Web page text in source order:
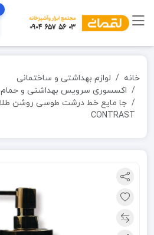
خانه
لوازم بهداشتی و ساختمانی
اکسسوری سرویس بهداشتی و حمام
CONTRAST